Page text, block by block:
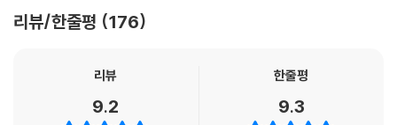
“그래, 맞는 말인데 그 두 사람은 특수한 경우야. 공통의 목적이 있었어.”
“뭔데요, 그게?”
다, 그것을 꼭 밝혀내겠다, 라고 마음먹고 있어. 그런데 경찰은 이미 수사는
자 측과 피해자 측으로 서로 적의 입장이지만 오히려 그 둘의 목적이 같았
자, 현존하는 일본 추리소설계 최고의 거장으로 손꼽히는 히가시노 게이고
맞아 2021년 4월에 발표한 이 소설은 한국어판 기준 총 568쪽, 원고지 2
들을 우리말로 옮겨온 일본 문학 전문 번역가 양윤옥이 번역을 맡았다.
리뷰/한줄평 176
리뷰
9.2
한줄평
9.3